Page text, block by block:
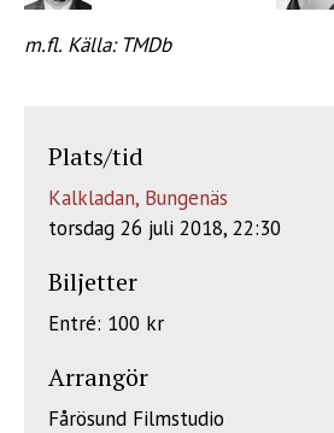
m.fl. Källa: TMDb
Plats/tid
Kalkladan, Bungenäs
torsdag 26 juli 2018, 22:30
Biljetter
Entré: 100 kr
Arrangör
Fårösund Filmstudio